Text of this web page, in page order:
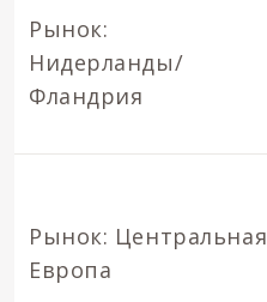
Рынок:
Нидерланды/
Фландрия
Рынок: Центральная
Европа